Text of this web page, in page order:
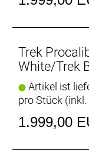
IsoSpeed
OCLV Mountain
Prozesse,
und besonders
Trek speziell
extrem robust.
Trek
White/Trek
Artikel ist
pro Stück
1.999,00